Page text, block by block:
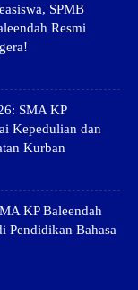
SPMB
Resmi
SMA KP
Kepedulian dan
Kurban
KP Baleendah
Pendidikan Bahasa